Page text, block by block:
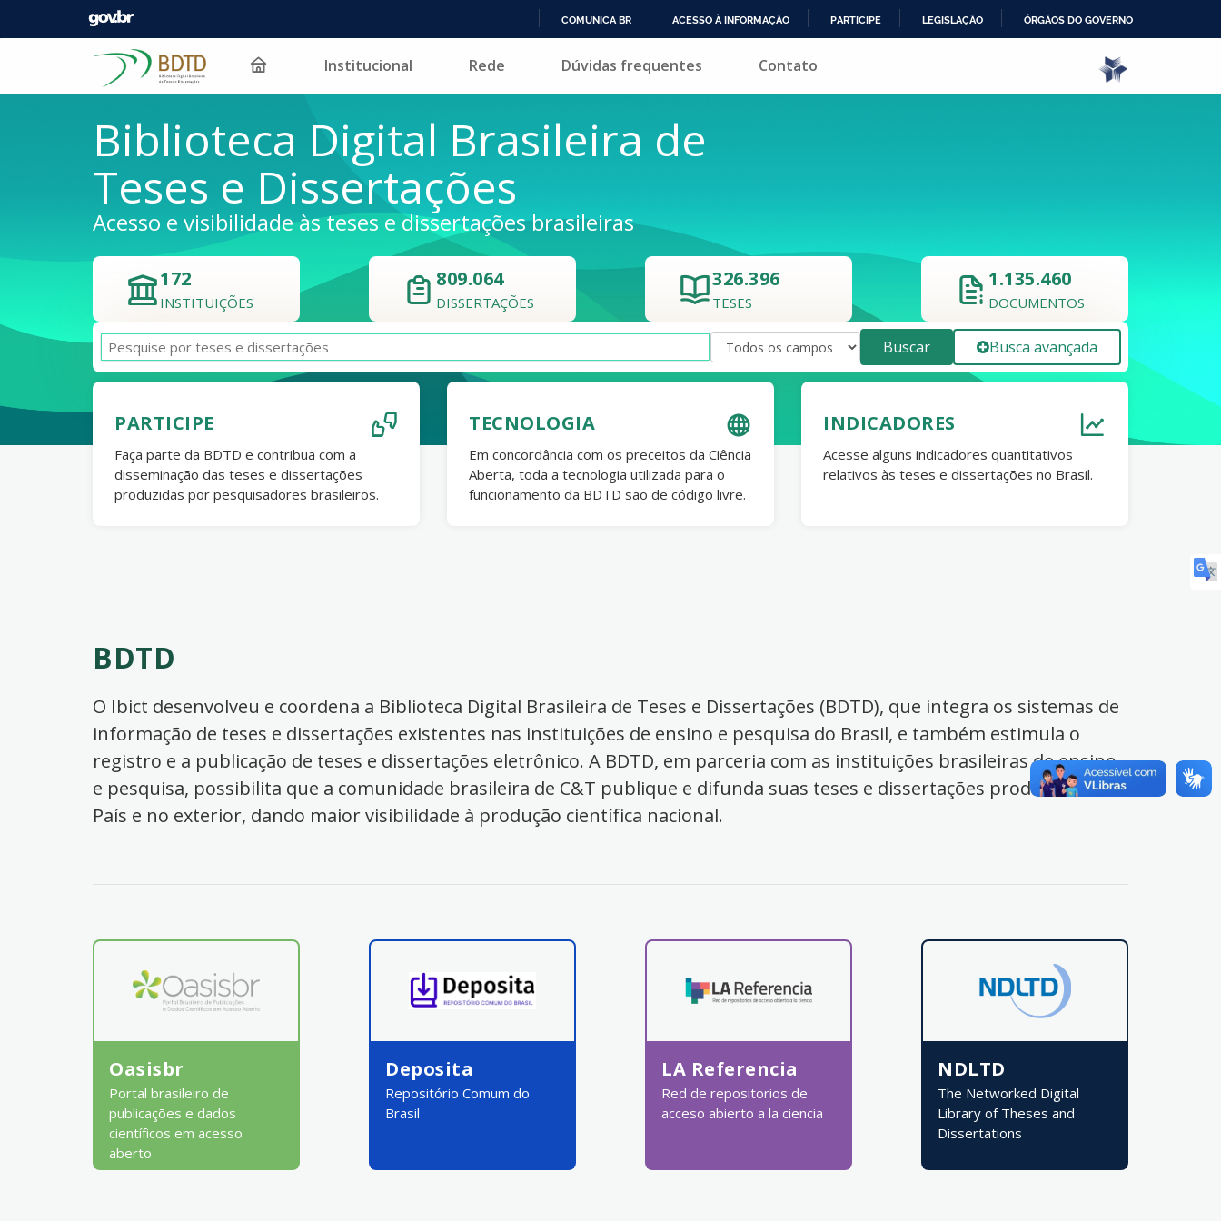
PARA
COMUNICA BR ACESSO À INFORMAÇÃO PARTICIPE LEGISLAÇÃO ÓRGÃOS DO GOVERNO
Pular para o conteúdo Institucional Rede Dúvidas frequentes Contato
Biblioteca Digital Brasileira de
Teses e Dissertações
Acesso e visibilidade às teses e dissertações brasileiras
172
INSTITUIÇÕES
809.064
DISSERTAÇÕES
326.396
TESES
1.135.460
DOCUMENTOS
Buscar Busca avançada
PARTICIPE
Faça parte da BDTD e contribua com a
disseminação das teses e dissertações
produzidas por pesquisadores brasileiros.
TECNOLOGIA
Em concordância com os preceitos da Ciência
Aberta, toda a tecnologia utilizada para o
funcionamento da BDTD são de código livre.
INDICADORES
Acesse alguns indicadores quantitativos
relativos às teses e dissertações no Brasil.
BDTD
O Ibict desenvolveu e coordena a Biblioteca Digital Brasileira de Teses e Dissertações (BDTD), que integra os sistemas de
informação de teses e dissertações existentes nas instituições de ensino e pesquisa do Brasil, e também estimula o
registro e a publicação de teses e dissertações eletrônico. A BDTD, em parceria com as instituições brasileiras de ensino
e pesquisa, possibilita que a comunidade brasileira de C&T publique e difunda suas teses e dissertações produzidas no
País e no exterior, dando maior visibilidade à produção científica nacional.
Oasisbr
Portal brasileiro de
publicações e dados
científicos em acesso
aberto
Deposita
Repositório Comum do
Brasil
LA Referencia
Red de repositorios de
acceso abierto a la ciencia
NDLTD
The Networked Digital
Library of Theses and
Dissertations